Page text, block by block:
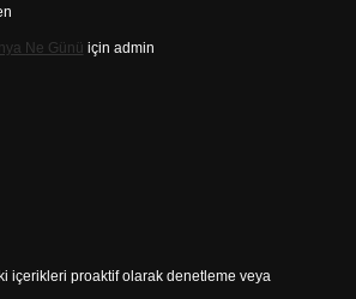
Ne Günü için admin
içerikleri proaktif olarak denetleme veya